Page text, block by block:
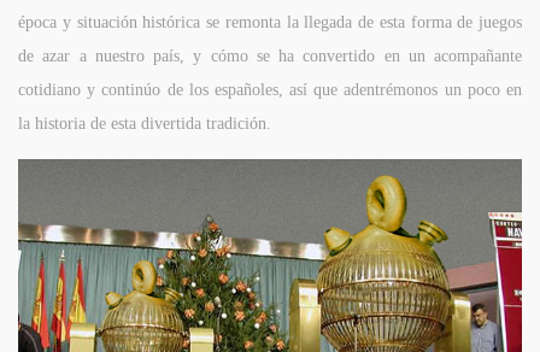
época y situación histórica se remonta la llegada de esta forma de juegos
de azar a nuestro país, y cómo se ha convertido en un acompañante
cotidiano y continúo de los españoles, así que adentrémonos un poco en
la historia de esta divertida tradición.